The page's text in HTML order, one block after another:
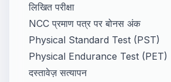
Police Radio
लिखित परीक्षा
NCC प्रमाण पत्र पर बोनस अंक
Physical Standard Test (PST)
Physical Endurance Test (PET)
दस्तावेज़ सत्यापन